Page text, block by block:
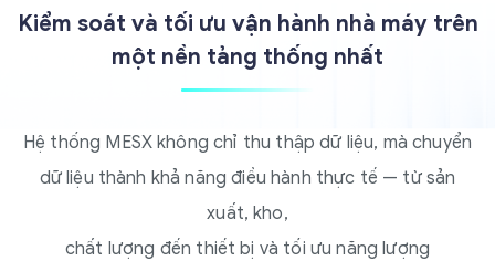
Kiểm soát và tối ưu vận hành nhà máy trên
một nền tảng thống nhất
Hệ thống MESX không chỉ thu thập dữ liệu, mà chuyển
dữ liệu thành khả năng điều hành thực tế — từ sản
xuất, kho,
chất lượng đến thiết bị và tối ưu năng lượng